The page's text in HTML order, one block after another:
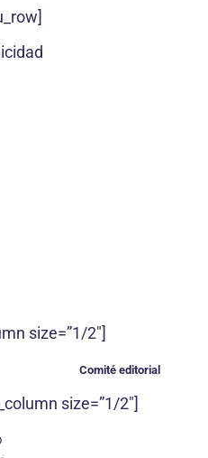
size=”1/2″]
Comité editorial
size=”1/2″]